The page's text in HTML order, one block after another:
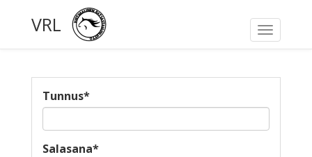
Toggle
VRL
Tunnus*
Salasana*